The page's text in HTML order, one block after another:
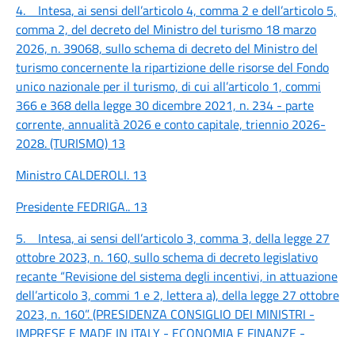
4. Intesa, ai sensi dell’articolo 4, comma 2 e dell’articolo 5,
comma 2, del decreto del Ministro del turismo 18 marzo
2026, n. 39068, sullo schema di decreto del Ministro del
turismo concernente la ripartizione delle risorse del Fondo
unico nazionale per il turismo, di cui all’articolo 1, commi
366 e 368 della legge 30 dicembre 2021, n. 234 - parte
corrente, annualità 2026 e conto capitale, triennio 2026-
2028. (TURISMO) 13
Ministro CALDEROLI. 13
Presidente FEDRIGA.. 13
5. Intesa, ai sensi dell’articolo 3, comma 3, della legge 27
ottobre 2023, n. 160, sullo schema di decreto legislativo
recante “Revisione del sistema degli incentivi, in attuazione
dell’articolo 3, commi 1 e 2, lettera a), della legge 27 ottobre
2023, n. 160”. (PRESIDENZA CONSIGLIO DEI MINISTRI -
IMPRESE E MADE IN ITALY - ECONOMIA E FINANZE -